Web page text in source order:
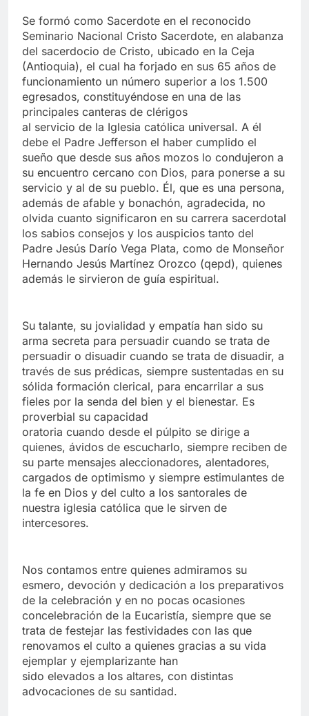
Se formó como Sacerdote en el reconocido
Seminario Nacional Cristo Sacerdote, en alabanza
del sacerdocio de Cristo, ubicado en la Ceja
(Antioquia), el cual ha forjado en sus 65 años de
funcionamiento un número superior a los 1.500
egresados, constituyéndose en una de las
principales canteras de clérigos
al servicio de la Iglesia católica universal. A él
debe el Padre Jefferson el haber cumplido el
sueño que desde sus años mozos lo condujeron a
su encuentro cercano con Dios, para ponerse a su
servicio y al de su pueblo. Él, que es una persona,
además de afable y bonachón, agradecida, no
olvida cuanto significaron en su carrera sacerdotal
los sabios consejos y los auspicios tanto del
Padre Jesús Darío Vega Plata, como de Monseñor
Hernando Jesús Martínez Orozco (qepd), quienes
además le sirvieron de guía espiritual.
Su talante, su jovialidad y empatía han sido su
arma secreta para persuadir cuando se trata de
persuadir o disuadir cuando se trata de disuadir, a
través de sus prédicas, siempre sustentadas en su
sólida formación clerical, para encarrilar a sus
fieles por la senda del bien y el bienestar. Es
proverbial su capacidad
oratoria cuando desde el púlpito se dirige a
quienes, ávidos de escucharlo, siempre reciben de
su parte mensajes aleccionadores, alentadores,
cargados de optimismo y siempre estimulantes de
la fe en Dios y del culto a los santorales de
nuestra iglesia católica que le sirven de
intercesores.
Nos contamos entre quienes admiramos su
esmero, devoción y dedicación a los preparativos
de la celebración y en no pocas ocasiones
concelebración de la Eucaristía, siempre que se
trata de festejar las festividades con las que
renovamos el culto a quienes gracias a su vida
ejemplar y ejemplarizante han
sido elevados a los altares, con distintas
advocaciones de su santidad.